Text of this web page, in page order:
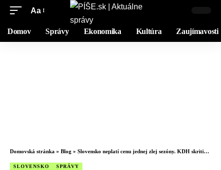
Aa
Domov Správy Ekonomika Kultúra Zaujímavosti
Domovská stránka » Blog » Slovensko neplatí cenu jednej zlej sezóny. KDH skritizovalo 15 rokov vládnutia Roberta Fica
SLOVENSKO SPRÁVY